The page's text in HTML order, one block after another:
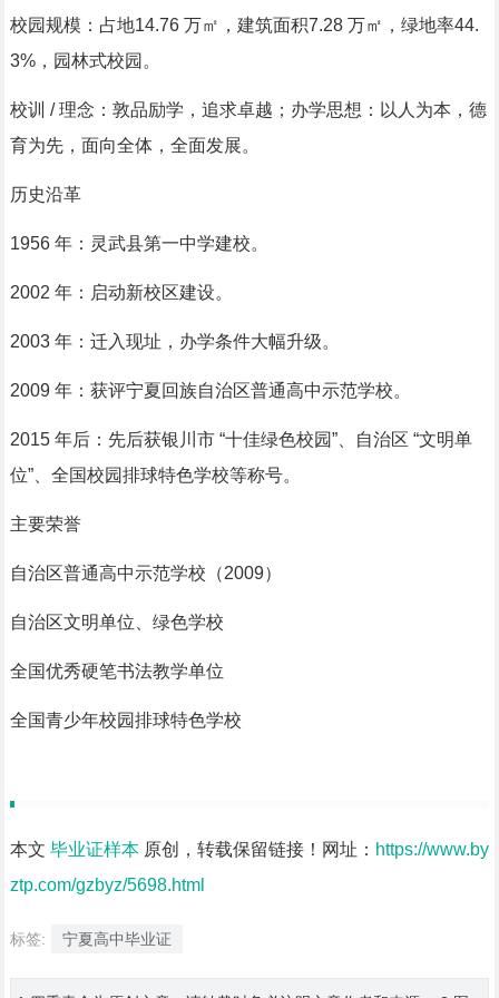
校园规模：占地14.76 万㎡，建筑面积7.28 万㎡，绿地率44.
3%，园林式校园。
校训 / 理念：敦品励学，追求卓越；办学思想：以人为本，德
育为先，面向全体，全面发展。
历史沿革
1956 年：灵武县第一中学建校。
2002 年：启动新校区建设。
2003 年：迁入现址，办学条件大幅升级。
2009 年：获评宁夏回族自治区普通高中示范学校。
2015 年后：先后获银川市 “十佳绿色校园”、自治区 “文明单
位”、全国校园排球特色学校等称号。
主要荣誉
自治区普通高中示范学校（2009）
自治区文明单位、绿色学校
全国优秀硬笔书法教学单位
全国青少年校园排球特色学校
本文 毕业证样本原创，转载保留链接！网址： https://www.by
ztp.com/gzbyz/5698.html
标签: 宁夏高中毕业证